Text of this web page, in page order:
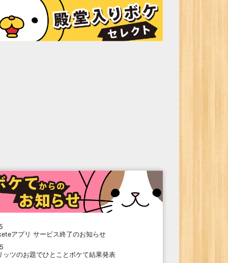
アプリ サービス終了のお知らせ
ッツのお題でひとことボケて結果発表